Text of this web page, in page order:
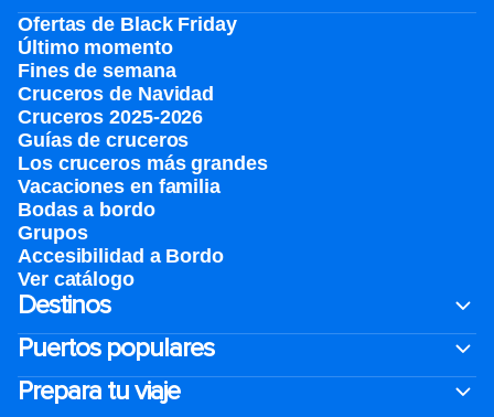
Ofertas de Black Friday
Último momento
Fines de semana
Cruceros de Navidad
Cruceros 2025-2026
Guías de cruceros
Los cruceros más grandes
Vacaciones en familia
Bodas a bordo
Grupos
Accesibilidad a Bordo
Ver catálogo
Destinos
Puertos populares
Prepara tu viaje